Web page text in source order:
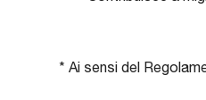
* Ai sensi del